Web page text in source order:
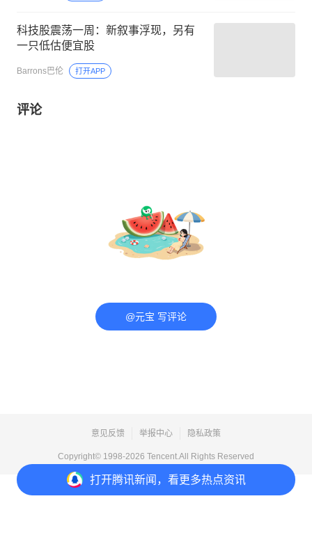
打开腾讯新闻，看更多热点资讯
科技股震荡一周：新叙事浮现，另有
一只低估便宜股
Barrons巴伦 打开APP
评论
@元宝 写评论
意见反馈 举报中心 隐私政策
Copyright© 1998-2026 Tencent.All Rights Reserved